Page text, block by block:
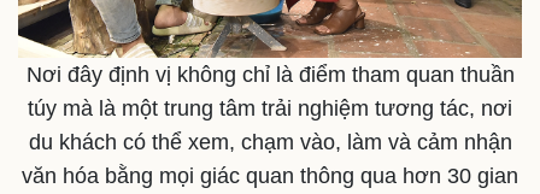
Kinh tế
Khởi nghiệp
Thị trường
Giá vàng
Tiêu dùng
Nơi đây định vị không chỉ là điểm tham quan thuần
túy mà là một trung tâm trải nghiệm tương tác, nơi
du khách có thể xem, chạm vào, làm và cảm nhận
văn hóa bằng mọi giác quan thông qua hơn 30 gian